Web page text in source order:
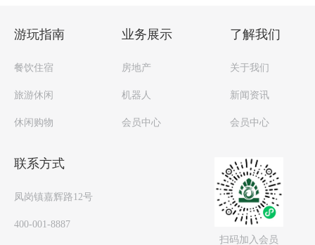
游玩指南
餐饮住宿
旅游休闲
休闲购物
房地产
机器人
会员中心
业务展示
关于我们
新闻资讯
会员中心
了解我们
联系方式
凤岗镇嘉辉路12号
400-001-8887
扫码加入会员